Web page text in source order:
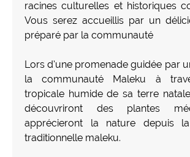
racines culturelles et historiques
Vous serez accueillis par un
préparé par la communauté
Lors d’une promenade guidée par
la communauté Maleku à
tropicale humide de sa terre
découvriront des plantes
apprécieront la nature depuis
traditionnelle maleku.